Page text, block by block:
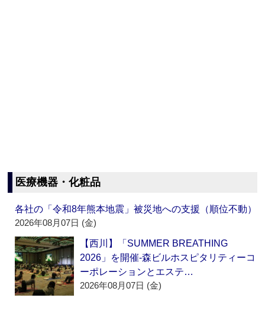
医療機器・化粧品
各社の「令和8年熊本地震」被災地への支援（順位不動）
2026年08月07日 (金)
【西川】「SUMMER BREATHING
2026」を開催‐森ビルホスピタリティーコ
ーポレーションとエステ…
2026年08月07日 (金)